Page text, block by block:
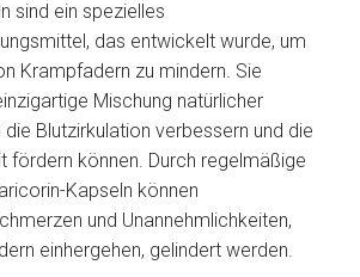
sind ein spezielles
das entwickelt wurde, um
Krampfadern zu mindern. Sie
Mischung natürlicher
Blutzirkulation verbessern und die
fördern können. Durch regelmäßige
Kapseln können
und Unannehmlichkeiten,
einhergehen, gelindert werden.